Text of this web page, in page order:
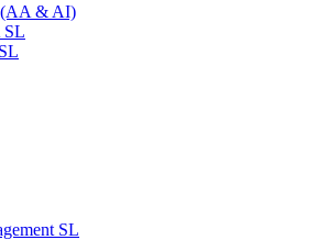
(AA & AI)
SL
SL